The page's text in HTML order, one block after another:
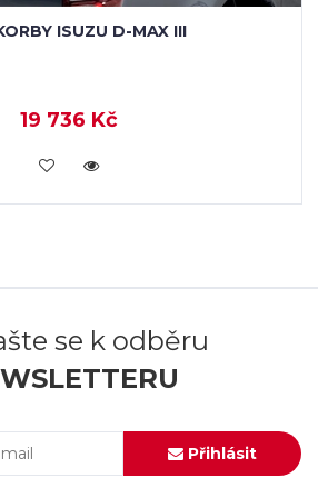
ISUZU D-MAX III
19 736 Kč
KOUPIT
se k odběru
Přihlásit